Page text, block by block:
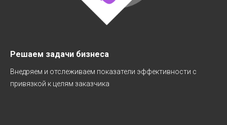
Решаем задачи бизнеса
Внедряем и отслеживаем показатели эффективности с
привязкой к целям заказчика